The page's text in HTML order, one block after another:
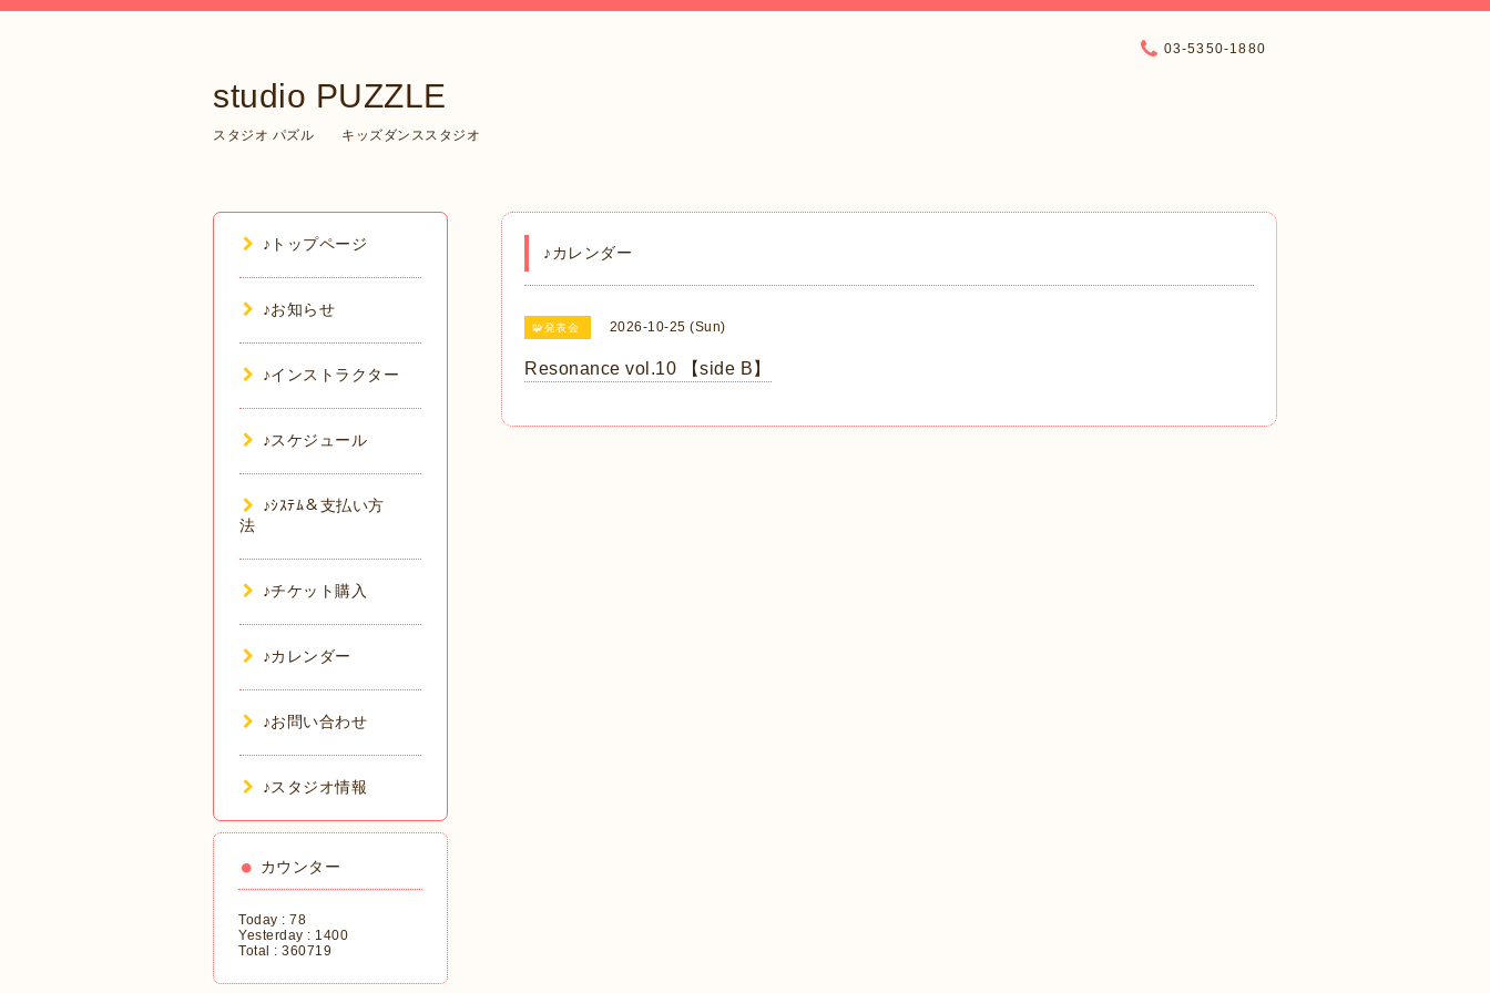
studio PUZZLE
スタジオ パズル キッズダンススタジオ
03-5350-1880
♪カレンダー
🧩発表会 2026-10-25 (Sun)
Resonance vol.10 【side B】
♪トップページ
♪お知らせ
♪インストラクター
♪スケジュール
♪ｼｽﾃﾑ＆支払い方
法
♪チケット購入
♪カレンダー
♪お問い合わせ
♪スタジオ情報
カウンター
Today : 78
Yesterday : 1400
Total : 360719